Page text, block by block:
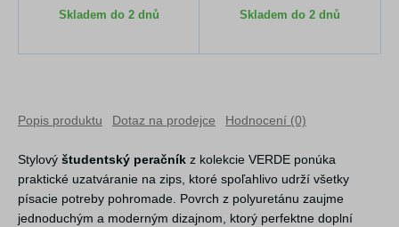
Skladem do 2 dnů Skladem do 2 dnů
Popis produktu Dotaz na prodejce Hodnocení (0)
Stylový študentský peračník z kolekcie VERDE ponúka
praktické uzatváranie na zips, ktoré spoľahlivo udrží všetky
písacie potreby pohromade. Povrch z polyuretánu zaujme
jednoduchým a moderným dizajnom, ktorý perfektne doplní